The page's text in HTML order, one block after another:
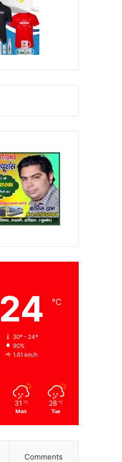
24 ℃
30º - 24º
90%
1.61 km/h
31 ℃
Mon
28 ℃
Tue
Comments